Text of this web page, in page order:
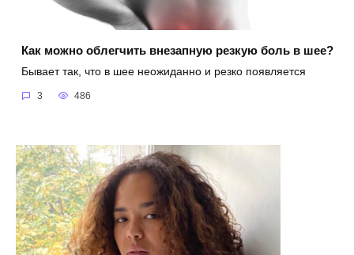
Как можно облегчить внезапную резкую боль в шее?
Бывает так, что в шее неожиданно и резко появляется
3 486